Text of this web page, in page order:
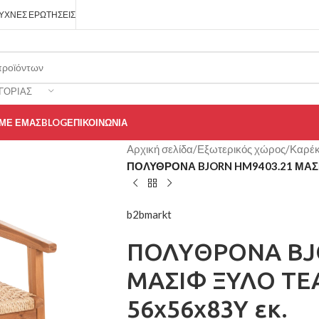
ΕΡΩΤΉΣΕΙΣ
ΕΜΆΣBLOGΕΠΙΚΟΙΝΩΝΊΑ
Αρχική σελίδα/Εξωτερικός χώρος/
ΠΟΛΥΘΡΟΝΑ BJORN HM9403.21
b2bmarkt
ΠΟΛΥΘΡΟΝΑ
ΜΑΣΙΦ ΞΥΛΟ
56x56x83Υ εκ.